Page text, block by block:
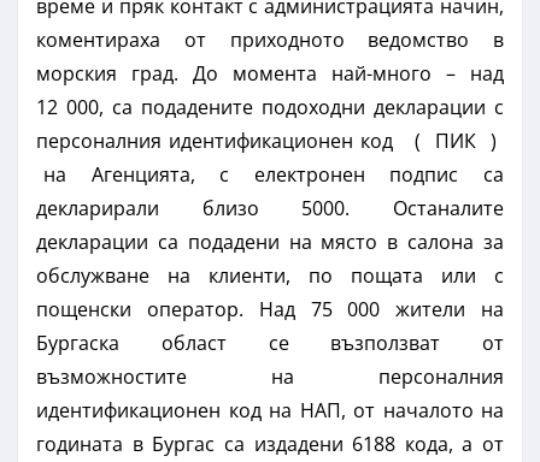
време и пряк контакт с администрацията начин,
коментираха от приходното ведомство в
морския град. До момента най-много – над
12 000, са подадените подоходни декларации с
персоналния идентификационен код
( ПИК )
на Агенцията, с електронен подпис са
декларирали близо 5000. Останалите
декларации са подадени на място в салона за
обслужване на клиенти, по пощата или с
пощенски оператор. Над 75 000 жители на
Бургаска област се възползват от
възможностите на персоналния
идентификационен код на НАП, от началото на
годината в Бургас са издадени 6188 кода, а от